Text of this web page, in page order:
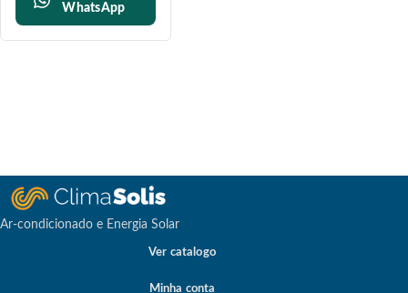
WhatsApp
Ar-condicionado e Energia Solar
Ver catalogo
Minha conta